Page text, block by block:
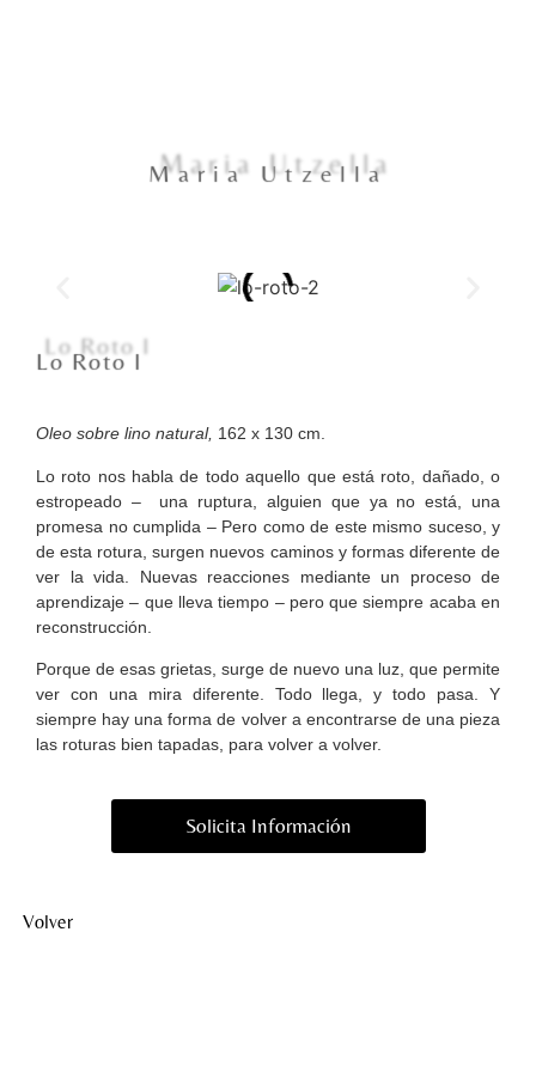
Maria Utzella
Maria Utzella
Lo Roto I
Lo Roto I
Oleo sobre lino natural, 162 x 130 cm.
Lo roto nos habla de todo aquello que está roto, dañado, o
estropeado – una ruptura, alguien que ya no está, una
promesa no cumplida – Pero como de este mismo suceso, y
de esta rotura, surgen nuevos caminos y formas diferente de
ver la vida. Nuevas reacciones mediante un proceso de
aprendizaje – que lleva tiempo – pero que siempre acaba en
reconstrucción.
Porque de esas grietas, surge de nuevo una luz, que permite
ver con una mira diferente. Todo llega, y todo pasa. Y
siempre hay una forma de volver a encontrarse de una pieza
las roturas bien tapadas, para volver a volver.
Solicita Información
Volver